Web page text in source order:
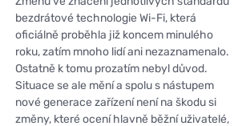
bezdrátové technologie Wi-Fi, která
oficiálně proběhla již koncem minulého
roku, zatím mnoho lidí ani nezaznamenalo.
Ostatně k tomu prozatím nebyl důvod.
Situace se ale mění a spolu s nástupem
nové generace zařízení není na škodu si
změny, které ocení hlavně běžní uživatelé,